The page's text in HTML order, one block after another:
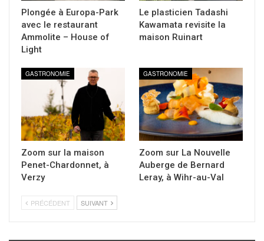
Plongée à Europa-Park
avec le restaurant
Ammolite – House of
Light
Le plasticien Tadashi
Kawamata revisite la
maison Ruinart
GASTRONOMIE
Zoom sur la maison
Penet-Chardonnet, à
Verzy
GASTRONOMIE
Zoom sur La Nouvelle
Auberge de Bernard
Leray, à Wihr-au-Val
PRÉCÉDENT SUIVANT